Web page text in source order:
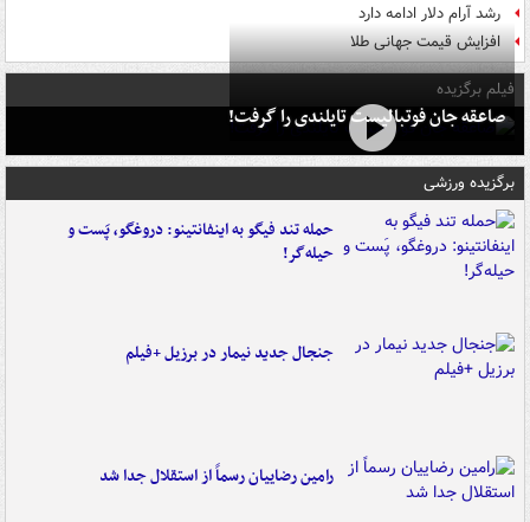
رشد آرام دلار ادامه دارد
افزایش قیمت جهانی طلا
فیلم برگزیده
صاعقه جان فوتبالیست تایلندی را گرفت!
برگزیده ورزشی
حمله تند فیگو به اینفانتینو: دروغگو، پَست‌ و
حیله‌گر!
جنجال جدید نیمار در برزیل +فیلم
رامین رضاییان رسماً از استقلال جدا شد